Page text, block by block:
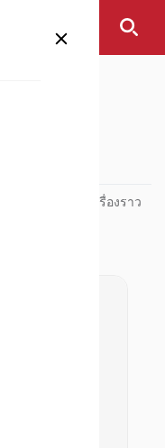
ตและติดตามทุกเรื่องราว